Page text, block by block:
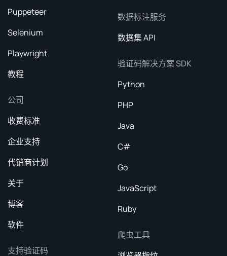
Puppeteer
Selenium
Playwright
教程
公司
收费标准
企业支持
代销商计划
关于
博客
软件
支持验证码
数据标注服务
数据集 API
验证码解决方案 SDK
Python
PHP
Java
C#
Go
JavaScript
Ruby
爬虫工具